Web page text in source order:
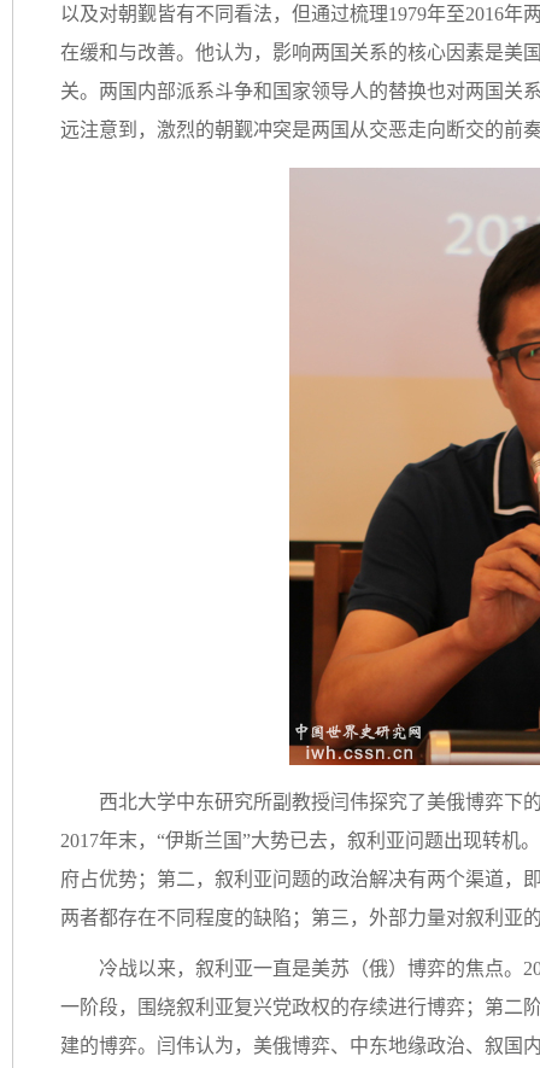
以及对朝觐皆有不同看法，但通过梳理1979年至2016
在缓和与改善。他认为，影响两国关系的核心因素是美
关。两国内部派系斗争和国家领导人的替换也对两国关
远注意到，激烈的朝觐冲突是两国从交恶走向断交的前
西北大学中东研究所副教授闫伟探究了美俄博弈下
2017年末，“伊斯兰国”大势已去，叙利亚问题出现转
府占优势；第二，叙利亚问题的政治解决有两个渠道，
两者都存在不同程度的缺陷；第三，外部力量对叙利亚
冷战以来，叙利亚一直是美苏（俄）博弈的焦点。
一阶段，围绕叙利亚复兴党政权的存续进行博弈；第二
建的博弈。闫伟认为，美俄博弈、中东地缘政治、叙国